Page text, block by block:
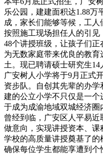
乐公园，建建面积达1.88万
成，家长们能够等候，工人
按照施工现场担任人的引见
48个讲授班级，让孩子们
为无数家庭带来优良的教
土。现已聘请硕士研究生14
广安树人小学将于9月正式
资步队。自创其先辈的办
建的公立小学不只仅是一
于成为成渝地域双城经济
曾经到临，广安区人平易
做意向，实现讲授资本、
学校的高质量讲授奠基了的
确保每位学生都能享遭到